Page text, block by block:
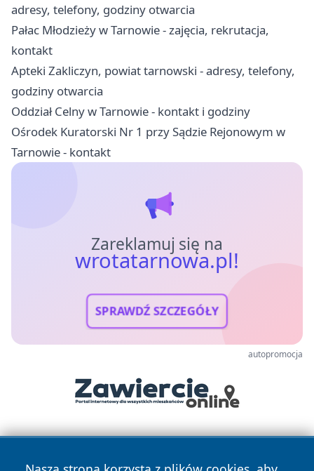
adresy, telefony, godziny otwarcia
Pałac Młodzieży w Tarnowie - zajęcia, rekrutacja,
kontakt
Apteki Zakliczyn, powiat tarnowski - adresy, telefony,
godziny otwarcia
Oddział Celny w Tarnowie - kontakt i godziny
Ośrodek Kuratorski Nr 1 przy Sądzie Rejonowym w
Tarnowie - kontakt
Zareklamuj się na
wrotatarnowa.pl!
SPRAWDŹ SZCZEGÓŁY
autopromocja